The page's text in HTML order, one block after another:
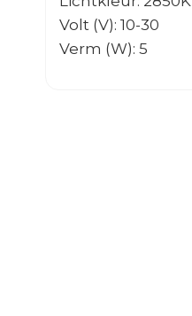
Volt (V): 10-30
Verm (W): 5